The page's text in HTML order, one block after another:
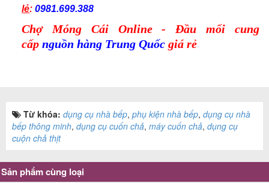
lẻ:0981.699.388
Chợ Móng Cái Online - Đầu mối cung
cấp nguồn hàng Trung Quốc giá rẻ
Từ khóa: dụng cụ nhà bếp, phụ kiện nhà bếp, dụng cụ nhà
bếp thông minh, dụng cụ cuốn chả, máy cuốn chả, dụng cụ
cuộn chả thịt
Sản phẩm cùng loại